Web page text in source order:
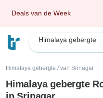
Deals van de Week
Himalaya gebergte
Himalaya gebergte / van Srinagar
Himalaya gebergte